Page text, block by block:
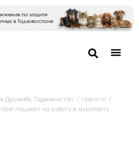
Душанбе, Таджикистан / Новости /
на работу в аэропорту